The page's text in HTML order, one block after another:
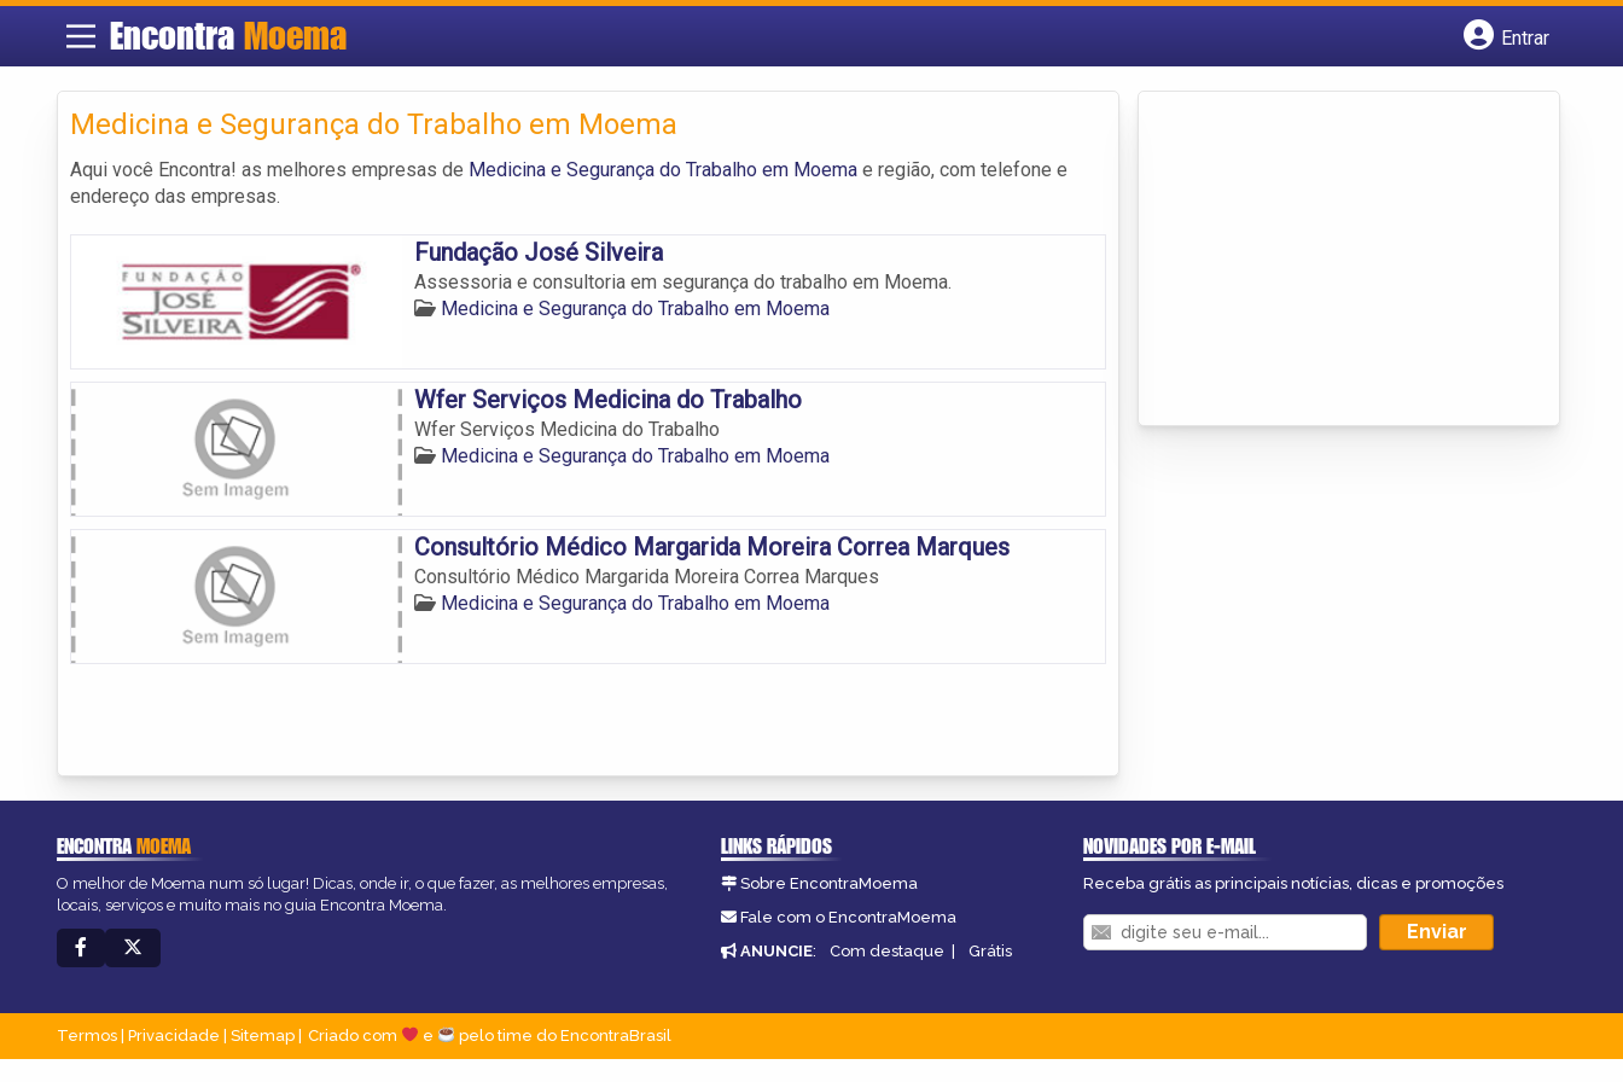
Encontra Moema
Entrar
Medicina e Segurança do Trabalho em Moema
Aqui você Encontra! as melhores empresas de Medicina e Segurança do Trabalho em Moema e região, com telefone e
endereço das empresas.
Fundação José Silveira
Assessoria e consultoria em segurança do trabalho em Moema.
Medicina e Segurança do Trabalho em Moema
Wfer Serviços Medicina do Trabalho
Wfer Serviços Medicina do Trabalho
Medicina e Segurança do Trabalho em Moema
Consultório Médico Margarida Moreira Correa Marques
Consultório Médico Margarida Moreira Correa Marques
Medicina e Segurança do Trabalho em Moema
ENCONTRAMOEMA
O melhor de Moema num só lugar! Dicas, onde ir, o que fazer, as melhores empresas,
locais, serviços e muito mais no guia Encontra Moema.
LINKS RÁPIDOS
Sobre EncontraMoema
Fale com o EncontraMoema
ANUNCIE: Com destaque | Grátis
NOVIDADES POR E-MAIL
Receba grátis as principais notícias, dicas e promoções
Termos Privacidade Sitemap Criado com e pelo time do EncontraBrasil